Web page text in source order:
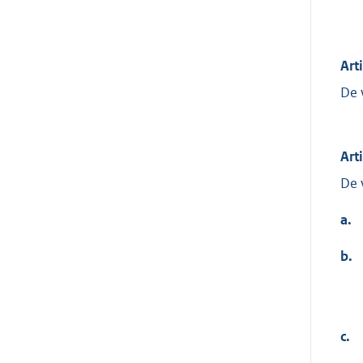
De
De
a.
b.
c.